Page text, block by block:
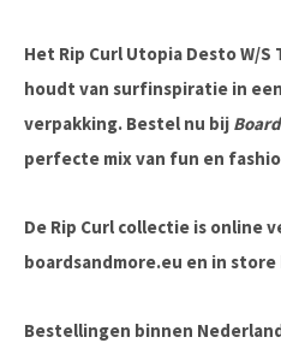
Het Rip Curl Utopia Desto W/S
houdt van surfinspiratie in
verpakking. Bestel nu bij
perfecte mix van fun en
De Rip Curl collectie is online
boardsandmore.eu en in
Bestellingen binnen